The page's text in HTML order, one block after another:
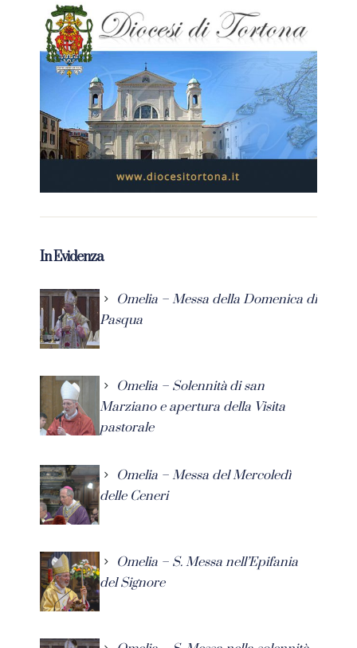
In Evidenza
Omelia – Messa della Domenica di
Pasqua
Omelia – Solennità di san
Marziano e apertura della Visita
pastorale
Omelia – Messa del Mercoledì
delle Ceneri
Omelia – S. Messa nell’Epifania
del Signore